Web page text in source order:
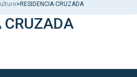
> RESIDENCIA CRUZADA
CRUZADA